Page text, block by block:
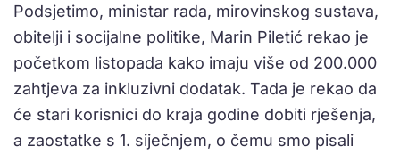
Podsjetimo, ministar rada, mirovinskog sustava,
obitelji i socijalne politike, Marin Piletić rekao je
početkom listopada kako imaju više od 200.000
zahtjeva za inkluzivni dodatak. Tada je rekao da
će stari korisnici do kraja godine dobiti rješenja,
a zaostatke s 1. siječnjem, o čemu smo pisali